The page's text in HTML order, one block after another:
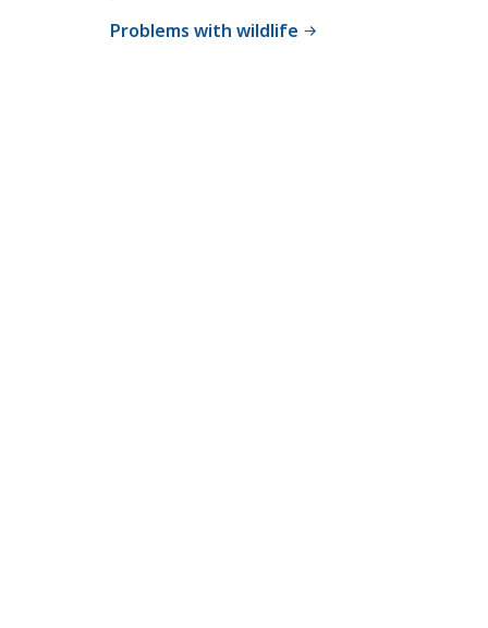
a
Problems with wildlife